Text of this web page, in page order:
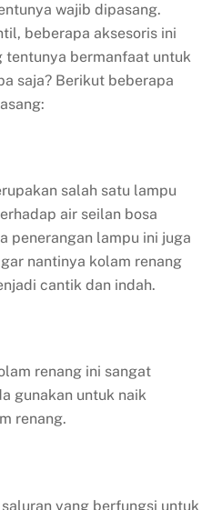
wajib dipasang.
beberapa aksesoris ini
tentunya bermanfaat untuk
saja? Berikut beberapa
salah satu lampu
air seilan bosa
penerangan lampu ini juga
nantinya kolam renang
cantik dan indah.
renang ini sangat
gunakan untuk naik
renang.
yang berfungsi untuk